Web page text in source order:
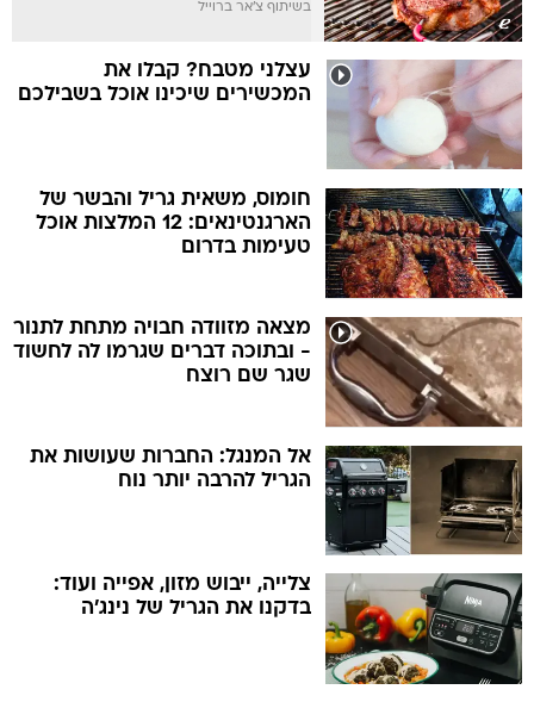
בשיתוף צ'אר ברוייל
עצלני מטבח? קבלו את
המכשירים שיכינו אוכל בשבילכם
חומוס, משאית גריל והבשר של
הארגנטינאים: 12 המלצות אוכל
טעימות בדרום
מצאה מזוודה חבויה מתחת לתנור
- ובתוכה דברים שגרמו לה לחשוד
שגר שם רוצח
אל המנגל: החברות שעושות את
הגריל להרבה יותר נוח
צלייה, ייבוש מזון, אפייה ועוד:
בדקנו את הגריל של נינג'ה